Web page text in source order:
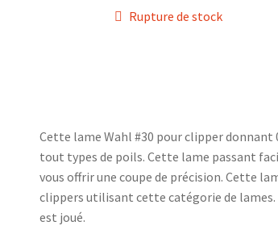
Rupture de stock
Cette lame Wahl #30 pour clipper donnant
tout types de poils. Cette lame passant
vous offrir une coupe de précision. Cette
clippers utilisant cette catégorie de
est joué.